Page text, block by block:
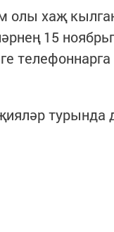
олы хаҗ
15
турында